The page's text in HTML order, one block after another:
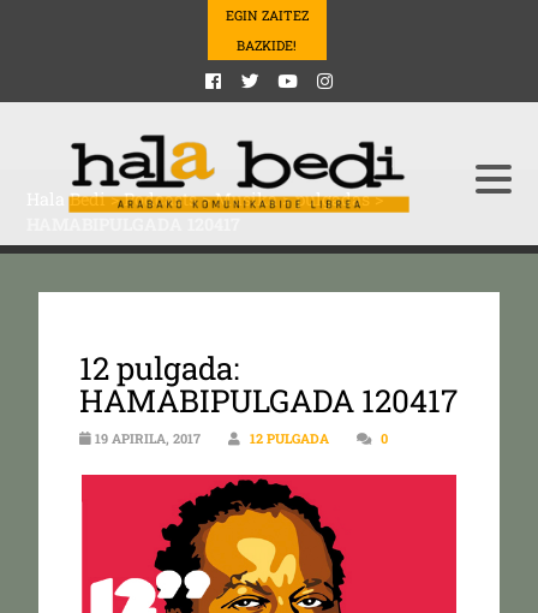
EGIN ZAITEZ
BAZKIDE!
Hala Bedi>Podcasts>Musika>pulgadas>
12 pulgada:
HAMABIPULGADA 120417
19 APIRILA, 2017 12 PULGADA 0